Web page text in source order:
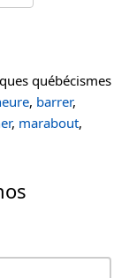
québécismes
, barrer,
, marabout,